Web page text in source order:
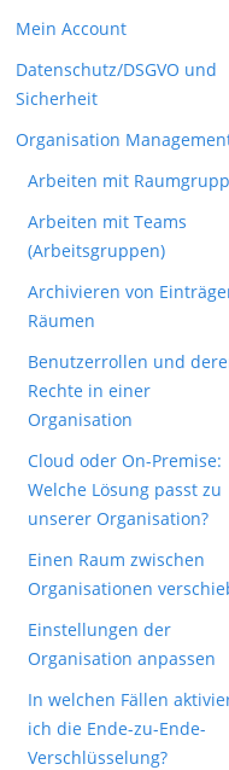
Mein Account
Datenschutz/DSGVO und
Sicherheit
Organisation
Arbeiten mit
Arbeiten mit Teams
(Arbeitsgruppen)
Archivieren von
Räumen
Benutzerrollen und
Rechte in einer
Organisation
Cloud oder On-Premise:
Welche Lösung passt zu
unserer Organisation?
Einen Raum zwischen
Organisationen
Einstellungen der
Organisation anpassen
In welchen Fällen
ich die Ende-zu-Ende-
Verschlüsselung?